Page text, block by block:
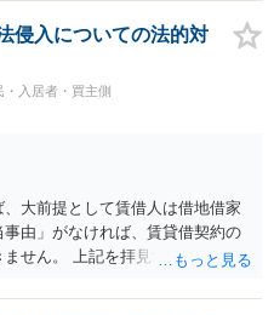
侵入についての法的対
・入居者・買主側
大前提として賃借人は借地借家
由」がなければ、賃貸借契約の
せん。 上記を拝見する限り、通
に正当事由に当たるとは思えま